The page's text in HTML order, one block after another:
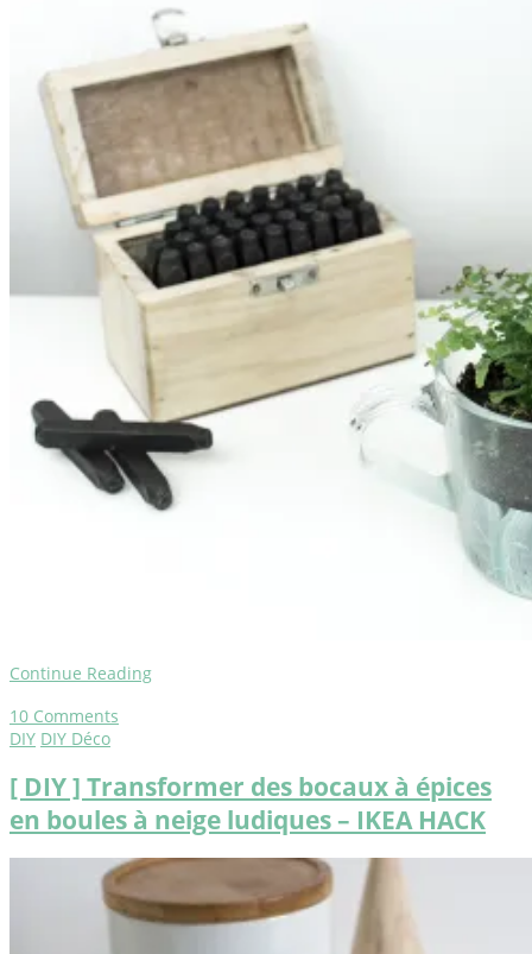
Continue Reading
10 Comments
DIY DIY Déco
[ DIY ] Transformer des bocaux à épices
en boules à neige ludiques – IKEA HACK